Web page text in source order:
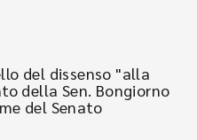
del dissenso "alla
della Sen. Bongiorno
del Senato